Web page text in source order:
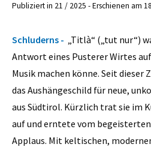
Publiziert in 21 / 2025 - Erschienen am
Schluderns -
„Titlà“ („tut nur“)
Antwort eines Pusterer Wirtes
Musik machen könne. Seit dieser
das Aushängeschild für neue,
aus Südtirol. Kürzlich trat sie im
auf und erntete vom
Applaus. Mit keltischen,